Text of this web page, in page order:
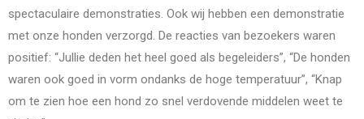
spectaculaire demonstraties. Ook wij hebben een demonstratie
met onze honden verzorgd. De reacties van bezoekers waren
positief: “Jullie deden het heel goed als begeleiders”, “De honden
waren ook goed in vorm ondanks de hoge temperatuur”, “Knap
om te zien hoe een hond zo snel verdovende middelen weet te